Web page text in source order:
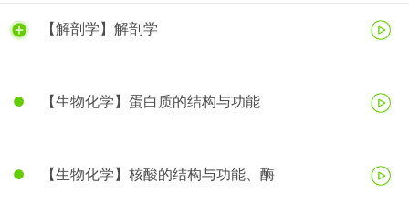
【解剖学】解剖学
【生物化学】蛋白质的结构与功能
【生物化学】核酸的结构与功能、酶